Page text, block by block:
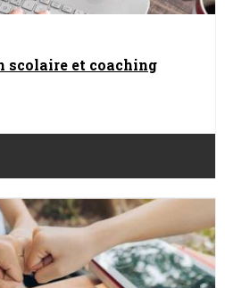
scolaire et coaching